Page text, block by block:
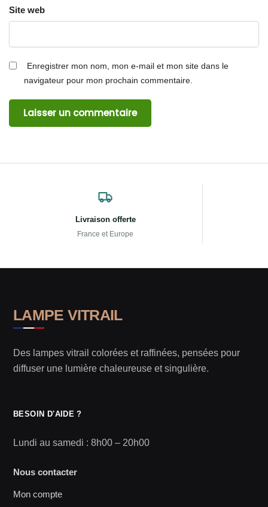
Site web
Enregistrer mon nom, mon e-mail et mon site dans le
navigateur pour mon prochain commentaire.
Livraison offerte
France et Europe
LAMPE VITRAIL
Des lampes vitrail colorées et raffinées, pensées pour
diffuser une lumière chaleureuse et singulière.
BESOIN D'AIDE ?
Lundi au samedi : 8h00 – 20h00
Nous contacter
Mon compte